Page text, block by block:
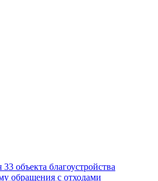
объекта благоустройства
обращения с отходами